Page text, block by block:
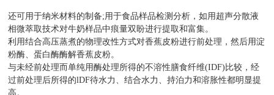
还可用于纳米材料的制备;用于食品样品检测分析，如用超声分散液
相微萃取技术对牛奶样品中痕量双盼进行提取和富集。
利用结合高压蒸煮的物理改性方式对香蕉皮粉进行前处理，然后用淀
粉酶、蛋白酶酶解香蕉皮粉。
与未经前处理而单纯用酶处理所得的不溶性膳食纤维(IDF)比较，经
过前处理后所得的lDF待水力、结合水力、持泊力和溶胀性都明显提
高。